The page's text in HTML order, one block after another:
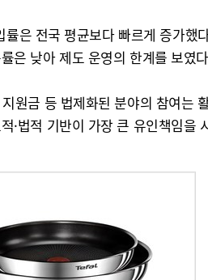
은 전국 평균보다 빠르게 증가
은 낮아 제도 운영의 한계를 보였
원금 등 법제화된 분야의 참여
·법적 기반이 가장 큰 유인책임을